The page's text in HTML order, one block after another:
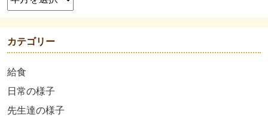
カテゴリー
給食
日常の様子
先生達の様子